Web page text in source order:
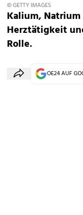
© GETTY IMAGES
Kalium,
Herztätigkeit
Rolle.
OE24 AUF